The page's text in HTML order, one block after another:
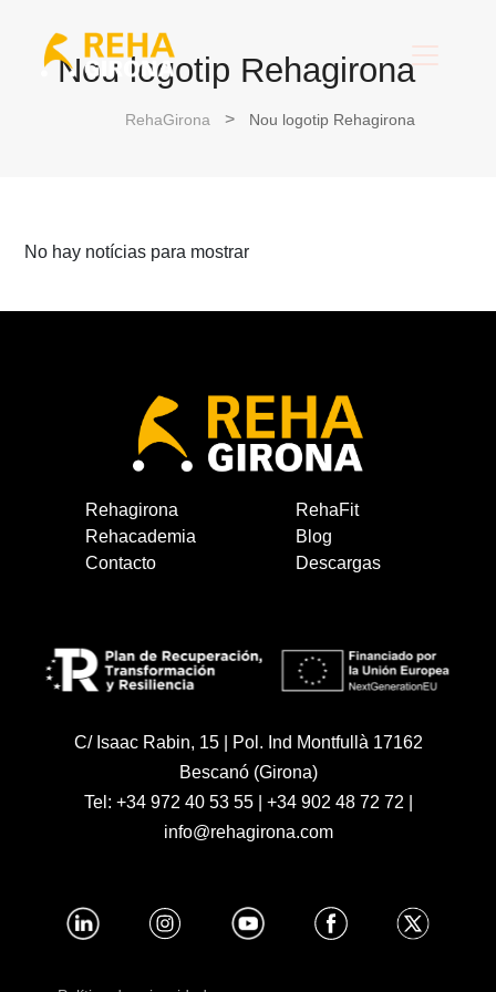
Nou logotip Rehagirona
RehaGirona Nou logotip Rehagirona
No hay notícias para mostrar
Rehagirona
RehaFit
Rehacademia
Blog
Contacto
Descargas
C/ Isaac Rabin, 15 | Pol. Ind Montfullà 17162
Bescanó (Girona)
Tel: +34 972 40 53 55| +34 902 48 72 72
info@rehagirona.com